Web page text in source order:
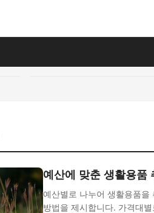
예산에 맞춘 생활용품
예산별로 나누어 생활용품
방법을 제시합니다. 가격대